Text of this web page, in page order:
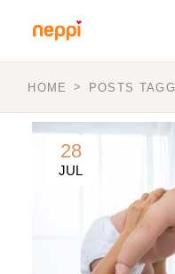
HOME POSTS
28
JUL